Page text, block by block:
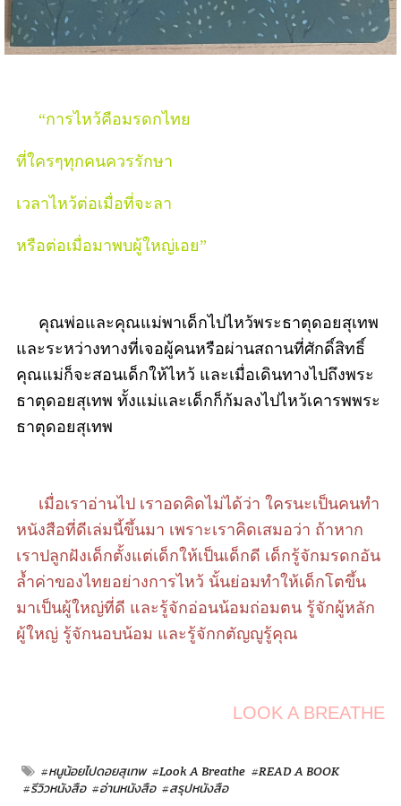
“การไหว้คือมรดกไทย
ที่ใครๆทุกคนควรรักษา
เวลาไหว้ต่อเมื่อที่จะลา
หรือต่อเมื่อมาพบผู้ใหญ่เอย”
คุณพ่อและคุณแม่พาเด็กไปไหว้พระธาตุดอยสุเทพ
และระหว่างทางที่เจอผู้คนหรือผ่านสถานที่ศักดิ์สิทธิ์
คุณแม่ก็จะสอนเด็กให้ไหว้ และเมื่อเดินทางไปถึงพระ
ธาตุดอยสุเทพ ทั้งแม่และเด็กก็ก้มลงไปไหว้เคารพพระ
ธาตุดอยสุเทพ
เมื่อเราอ่านไป เราอดคิดไม่ได้ว่า ใครนะเป็นคนทำ
หนังสือที่ดีเล่มนี้ขึ้นมา เพราะเราคิดเสมอว่า ถ้าหาก
เราปลูกฝังเด็กตั้งแต่เด็กให้เป็นเด็กดี เด็กรู้จักมรดกอัน
ล้ำค่าของไทยอย่างการไหว้ นั้นย่อมทำให้เด็กโตขึ้น
มาเป็นผู้ใหญ่ที่ดี และรู้จักอ่อนน้อมถ่อมตน รู้จักผู้หลัก
ผู้ใหญ่ รู้จักนอบน้อม และรู้จักกตัญญูรู้คุณ
LOOK A BREATHE
#หนูน้อยไปดอยสุเทพ #Look A Breathe #READ A BOOK
#รีวิวหนังสือ #อ่านหนังสือ #สรุปหนังสือ